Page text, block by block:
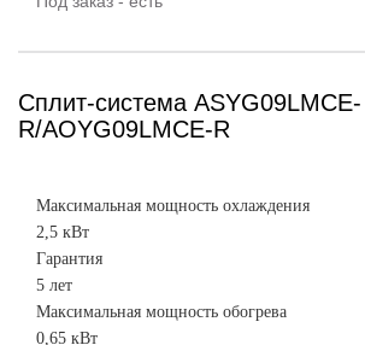
Сплит-система ASYG09LMCE-
R/AOYG09LMCE-R
Максимальная мощность охлаждения
2,5 кВт
Гарантия
5 лет
Максимальная мощность обогрева
0,65 кВт